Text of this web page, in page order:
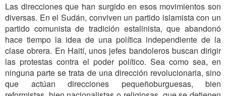
Las direcciones que han surgido en esos movimientos son
diversas. En el Sudán, conviven un partido islamista con un
partido comunista de tradición estalinista, que abandonó
hace tiempo la idea de una política independiente de la
clase obrera. En Haití, unos jefes bandoleros buscan dirigir
las protestas contra el poder político. Sea como sea, en
ninguna parte se trata de una dirección revolucionaria, sino
que actúan direcciones pequeñoburguesas, bien